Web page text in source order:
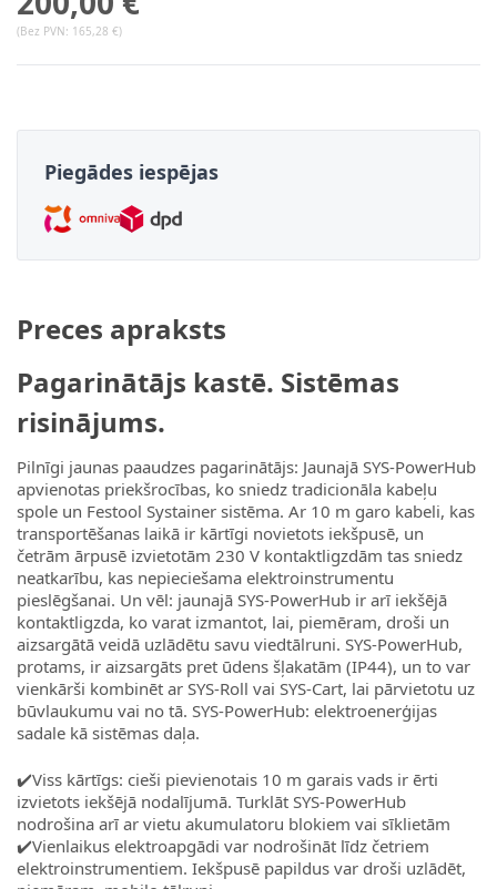
(Bez PVN: 165,28 €)
Piegādes iespējas
Preces apraksts
Pagarinātājs kastē. Sistēmas
risinājums.
Pilnīgi jaunas paaudzes pagarinātājs: Jaunajā SYS-PowerHub
apvienotas priekšrocības, ko sniedz tradicionāla kabeļu
spole un Festool Systainer sistēma. Ar 10 m garo kabeli, kas
transportēšanas laikā ir kārtīgi novietots iekšpusē, un
četrām ārpusē izvietotām 230 V kontaktligzdām tas sniedz
neatkarību, kas nepieciešama elektroinstrumentu
pieslēgšanai. Un vēl: jaunajā SYS-PowerHub ir arī iekšējā
kontaktligzda, ko varat izmantot, lai, piemēram, droši un
aizsargātā veidā uzlādētu savu viedtālruni. SYS-PowerHub,
protams, ir aizsargāts pret ūdens šļakatām (IP44), un to var
vienkārši kombinēt ar SYS-Roll vai SYS-Cart, lai pārvietotu uz
būvlaukumu vai no tā. SYS-PowerHub: elektroenerģijas
sadale kā sistēmas daļa.
✔️Viss kārtīgs: cieši pievienotais 10 m garais vads ir ērti
izvietots iekšējā nodalījumā. Turklāt SYS-PowerHub
nodrošina arī ar vietu akumulatoru blokiem vai sīklietām
✔️Vienlaikus elektroapgādi var nodrošināt līdz četriem
elektroinstrumentiem. Iekšpusē papildus var droši uzlādēt,